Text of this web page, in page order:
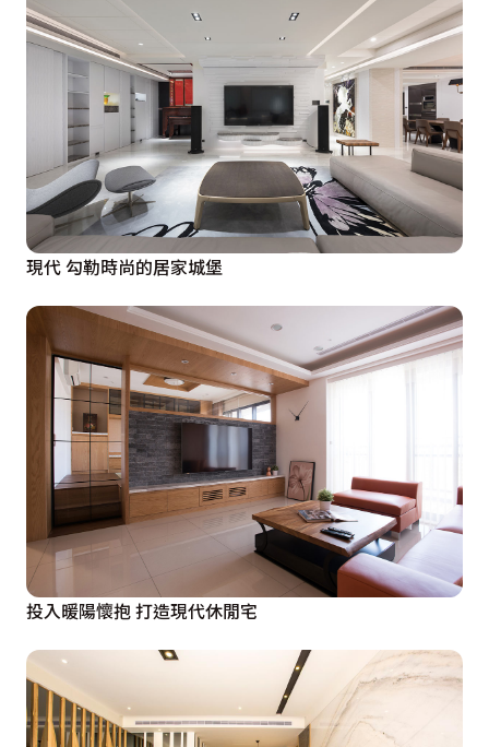
現代 勾勒時尚的居家城堡
投入暖陽懷抱 打造現代休閒宅